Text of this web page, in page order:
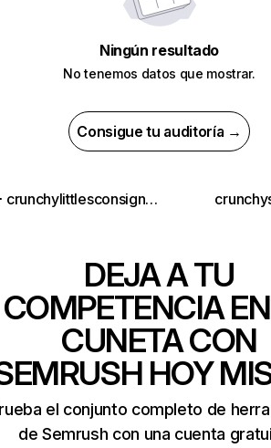
Ningún resultado
No tenemos datos que mostrar.
Consigue tu auditoría →
crunchylittlesconsignment.com
DEJA A TU
COMPETENCIA
CUNETA CON
HOY
el conjunto completo de
de Semrush con una cuenta